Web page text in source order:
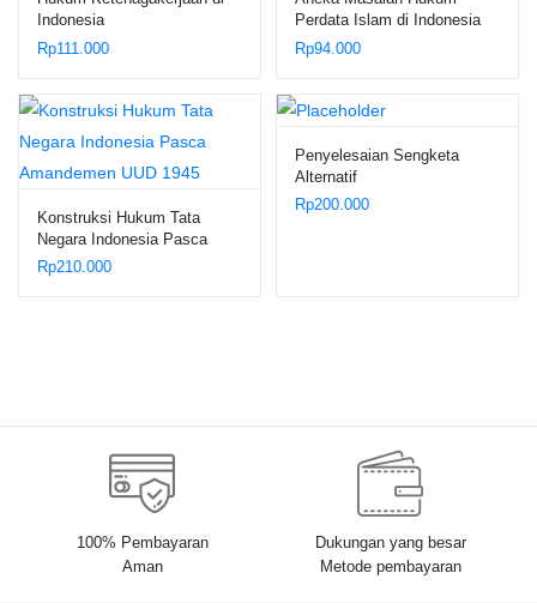
Indonesia
Rp111.000
Perdata Islam di Indonesia
Rp94.000
Konstruksi Hukum Tata
Negara Indonesia Pasca
Amandemen UUD 1945
Rp210.000
Penyelesaian Sengketa
Alternatif
Rp200.000
100% Pembayaran
Aman
Dukungan yang besar
Metode pembayaran